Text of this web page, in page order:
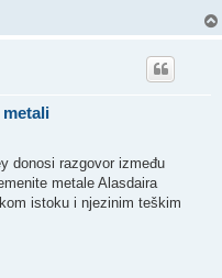
donosi razgovor između
metale Alasdaira
istoku i njezinim teškim